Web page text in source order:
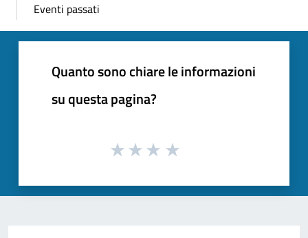
Eventi passati
Quanto sono chiare le informazioni
su questa pagina?